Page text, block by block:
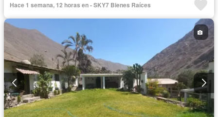
Hace 1 semana, 12 horas en - SKY7 Bienes Raíces